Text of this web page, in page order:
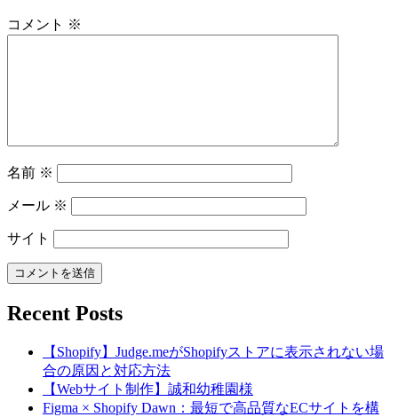
コメント ※
名前 ※
メール ※
サイト
Recent Posts
【Shopify】Judge.meがShopifyストアに表示されない場
合の原因と対応方法
【Webサイト制作】誠和幼稚園様
Figma × Shopify Dawn：最短で高品質なECサイトを構